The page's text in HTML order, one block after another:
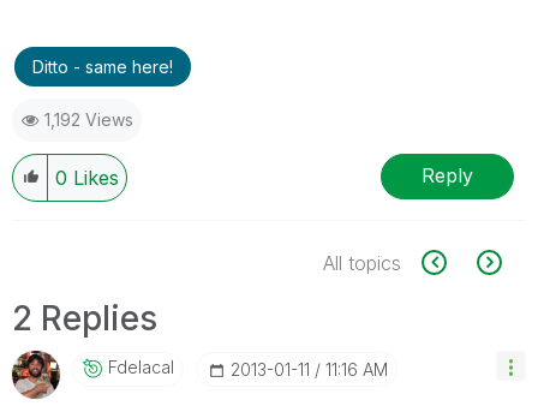
Ditto - same here!
1,192 Views
0 Likes Reply
All topics
2 Replies
Fdelacal ‎2013-01-11 11:16 AM